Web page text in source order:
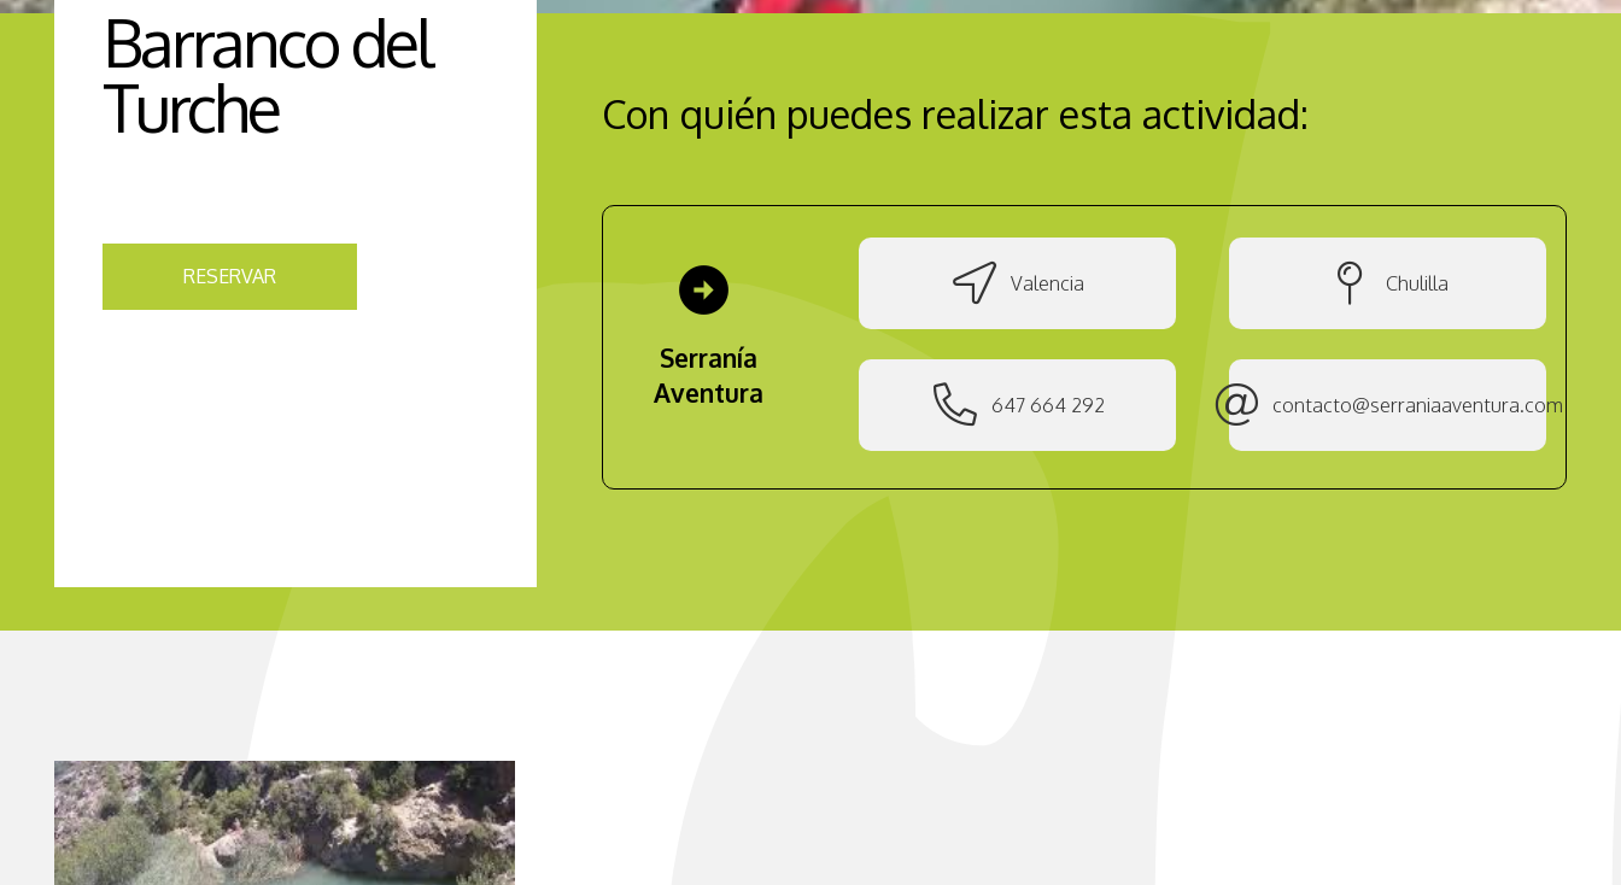
Barranco del
Turche
RESERVAR
Con quién puedes realizar esta actividad:
arrow_circle_right
Serranía
Aventura
Valencia Chulilla
647 664 292 contacto@serraniaaventura.com